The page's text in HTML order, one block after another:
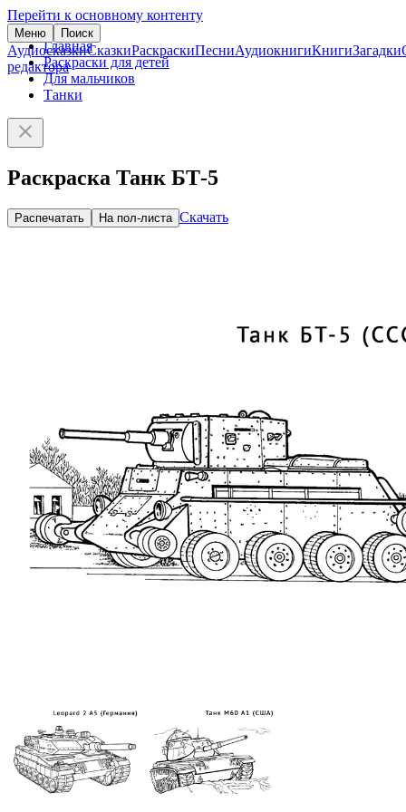
Перейти к основному контенту
Меню Поиск
АудиосказкиСказкиРаскраскиПесниАудиокнигиКнигиЗагадки
редактора
Главная
Раскраски для детей
Для мальчиков
Танки
Раскраска Танк БТ-5
Распечатать На пол-листа Скачать